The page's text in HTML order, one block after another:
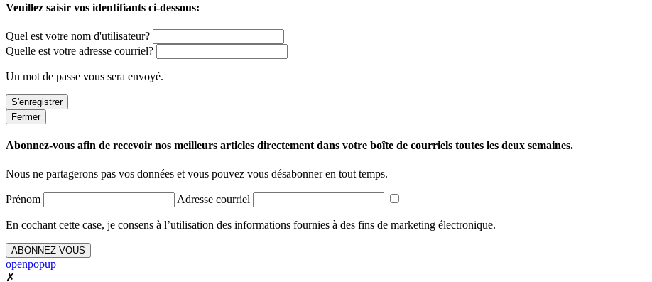
Veuillez saisir vos identifiants ci-dessous:
Quel est votre nom d'utilisateur?
Quelle est votre adresse courriel?
Un mot de passe vous sera envoyé.
Fermer
Abonnez-vous afin de recevoir nos meilleurs articles directement dans votre boîte de courriels toutes les deux semaines.
Nous ne partagerons pas vos données et vous pouvez vous désabonner en tout temps.
Prénom Adresse courriel
En cochant cette case, je consens à l’utilisation des informations fournies à des fins de marketing électronique.
ABONNEZ-VOUS
openpopup
✗